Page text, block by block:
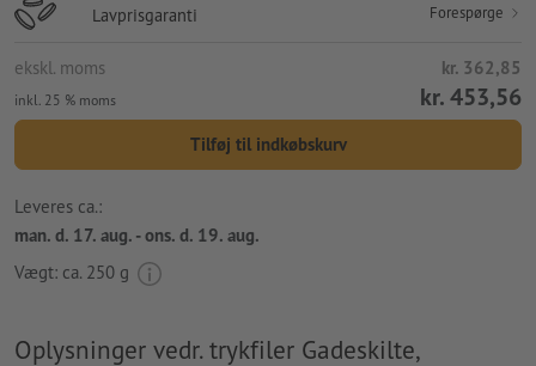
Lavprisgaranti Forespørge
ekskl. moms kr. 362,85
inkl. 25 % moms kr. 453,56
Tilføj til indkøbskurv
Leveres ca.:
man. d. 17. aug. - ons. d. 19. aug.
Vægt: ca. 250 g
Oplysninger vedr. trykfiler Gadeskilte,